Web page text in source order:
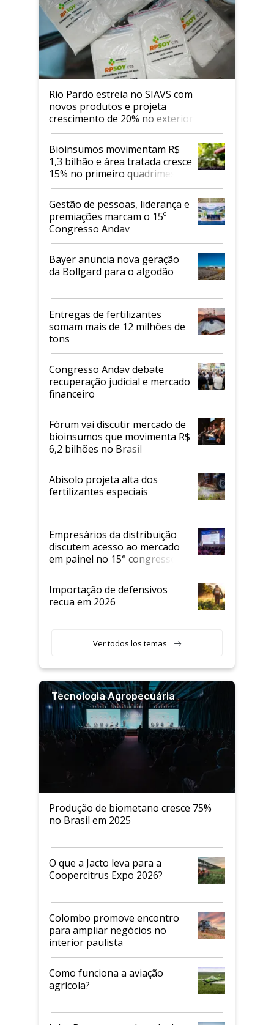
Rio Pardo estreia no SIAVS com
novos produtos e projeta
crescimento de 20% no exterior
Bioinsumos movimentam R$
1,3 bilhão e área tratada cresce
15% no primeiro quadrimestre
de 2026
Gestão de pessoas, liderança e
premiações marcam o 15º
Congresso Andav
Bayer anuncia nova geração
da Bollgard para o algodão
Entregas de fertilizantes
somam mais de 12 milhões de
tons
Congresso Andav debate
recuperação judicial e mercado
financeiro
Fórum vai discutir mercado de
bioinsumos que movimenta R$
6,2 bilhões no Brasil
Abisolo projeta alta dos
fertilizantes especiais
Empresários da distribuição
discutem acesso ao mercado
em painel no 15° congresso
Andav
Importação de defensivos
recua em 2026
Ver todos los temas
Tecnologia Agropecuária
Produção de biometano cresce 75%
no Brasil em 2025
O que a Jacto leva para a
Coopercitrus Expo 2026?
Colombo promove encontro
para ampliar negócios no
interior paulista
Como funciona a aviação
agrícola?